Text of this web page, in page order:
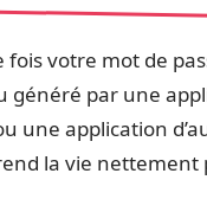
votre mot de
généré par une
une application
la vie